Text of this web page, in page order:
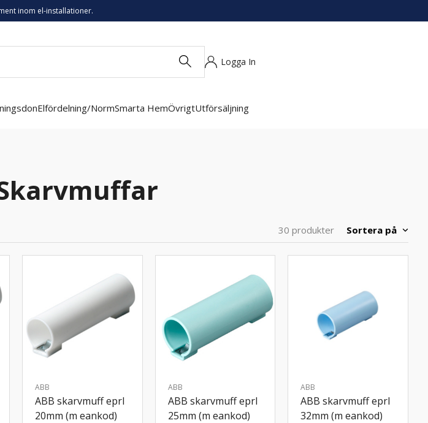
inom el-installationer.
Logga In
Elfördelning/NormSmarta HemÖvrigtUtförsäljning
30 produkter Sortera på
ABB
ABB skarvmuff eprl
20mm (m eankod)
ABB
ABB skarvmuff eprl
25mm (m eankod)
ABB
ABB skarvmuff eprl
32mm (m eankod)